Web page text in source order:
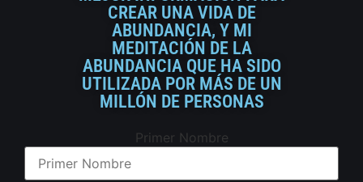
CREAR UNA VIDA DE
ABUNDANCIA, Y MI
MEDITACIÓN DE LA
ABUNDANCIA QUE HA SIDO
UTILIZADA POR MÁS DE UN
MILLÓN DE PERSONAS
Primer Nombre